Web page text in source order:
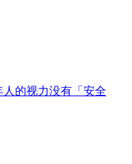
人的视力没有「安全